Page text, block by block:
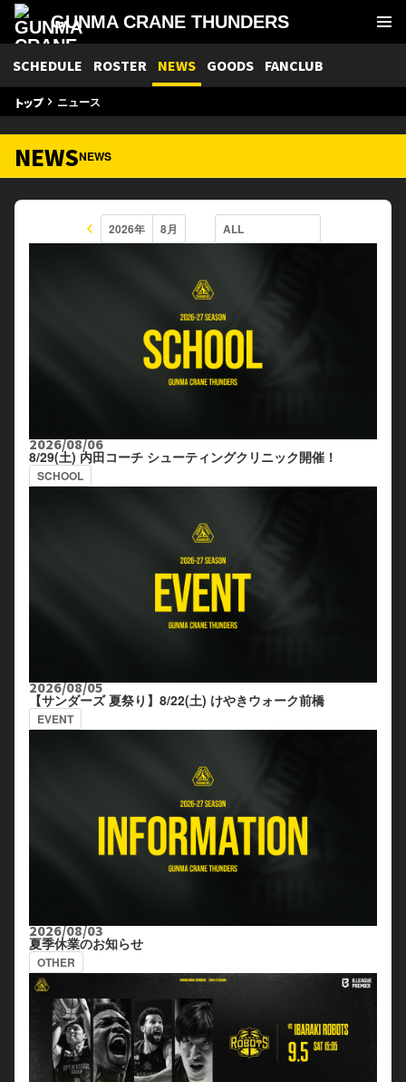
GUNMA CRANE THUNDERS
SCHEDULE ROSTER NEWS GOODS FANCLUB
トップkeyboard_arrow_right ニュース
NEWSNEWS
keyboard_arrow_left
2026/08/06
8/29(土) 内田コーチ シューティングクリニック開催！
SCHOOL
2026/08/05
【サンダーズ 夏祭り】8/22(土) けやきウォーク前橋
EVENT
2026/08/03
夏季休業のお知らせ
OTHER